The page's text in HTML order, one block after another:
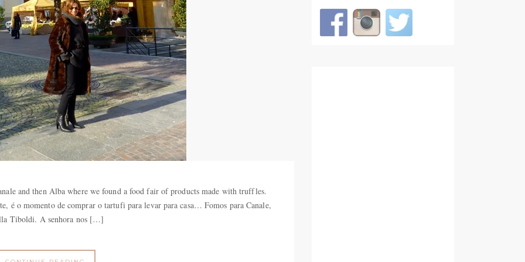
and then Alba where we found a food fair of products made with truffles.
de comprar o tartufi para levar para casa… Fomos para Canale,
Tiboldi. A senhora nos […]